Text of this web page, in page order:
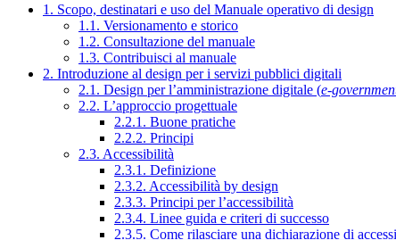
1. Scopo, destinatari e uso del Manuale operativo di design
1.1. Versionamento e storico
1.2. Consultazione del manuale
1.3. Contribuisci al manuale
2. Introduzione al design per i servizi pubblici digitali
2.1. Design per l’amministrazione digitale (e-
2.2. L’approccio progettuale
2.2.1. Buone pratiche
2.2.2. Principi
2.3. Accessibilità
2.3.1. Definizione
2.3.2. Accessibilità by design
2.3.3. Principi per l’accessibilità
2.3.4. Linee guida e criteri di successo
2.3.5. Come rilasciare una dichiarazione di